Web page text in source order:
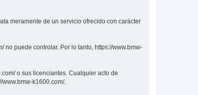
meramente de un servicio ofrecido con carácter
no puede controlar. Por lo tanto, https://www.bmw-
o sus licenciantes. Cualquier acto de
k1600.com/.